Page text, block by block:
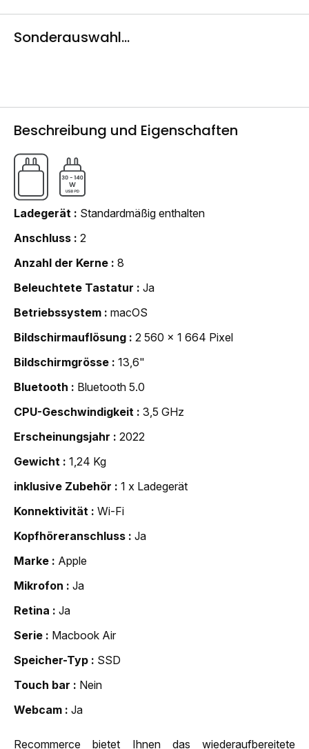
Sonderauswahl...
Beschreibung und Eigenschaften
Ladegerät
Standardmäßig enthalten
Anschluss
2
Anzahl der Kerne
8
Beleuchtete Tastatur
Ja
Betriebssystem
macOS
Bildschirmauflösung
2 560 x 1 664 Pixel
Bildschirmgrösse
13,6"
Bluetooth
Bluetooth 5.0
CPU-Geschwindigkeit
3,5 GHz
Erscheinungsjahr
2022
Gewicht
1,24 Kg
inklusive Zubehör
1 x Ladegerät
Konnektivität
Wi-Fi
Kopfhöreranschluss
Ja
Marke
Apple
Mikrofon
Ja
Retina
Ja
Serie
Macbook Air
Speicher-Typ
SSD
Touch bar
Nein
Webcam
Ja
Recommerce bietet Ihnen das wiederaufbereitete